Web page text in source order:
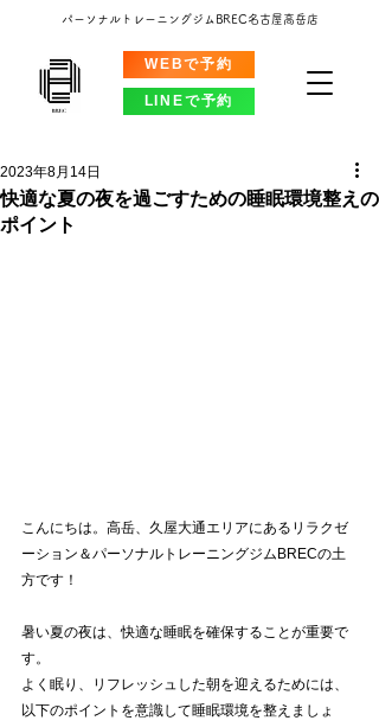
LINEで予約
WEBで予約
パーソナルトレーニングジムBREC名古屋高岳店
快適な夏の夜を過ごすための睡眠環境整えの
ポイント
2023年8月14日
こんにちは。高岳、久屋大通エリアにあるリラクゼ
ーション＆パーソナルトレーニングジムBRECの土
方です！
暑い夏の夜は、快適な睡眠を確保することが重要で
す。
よく眠り、リフレッシュした朝を迎えるためには、
以下のポイントを意識して睡眠環境を整えましょ